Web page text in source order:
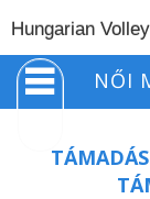
Hungarian
NŐI